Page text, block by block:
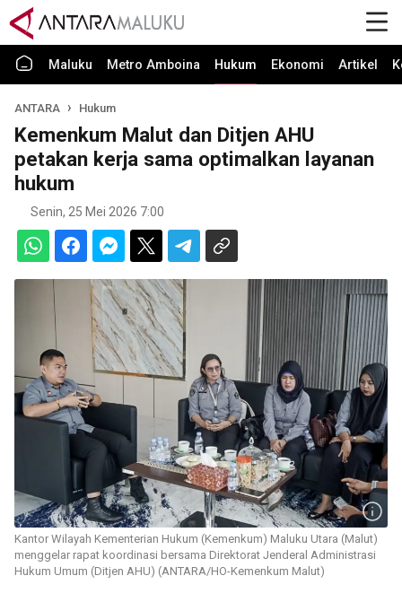
Maluku Metro Amboina Hukum Ekonomi Artikel
ANTARA Hukum
Kemenkum Malut dan Ditjen AHU
petakan kerja sama optimalkan layanan
hukum
Senin, 25 Mei 2026 7:00
Kantor Wilayah Kementerian Hukum (Kemenkum) Maluku Utara (Malut)
menggelar rapat koordinasi bersama Direktorat Jenderal Administrasi
Hukum Umum (Ditjen AHU) (ANTARA/HO-Kemenkum Malut)